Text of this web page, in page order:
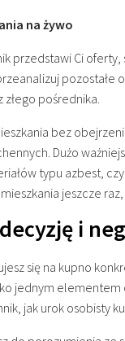
na żywo
przedstawi Ci
pośrednika.
bez
Dużo
typu azbest,
jeszcze
i
się na kupno
jednym
jak urok osobisty